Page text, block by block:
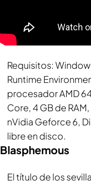
Requisitos:
Runtime
procesador AMD
Core, 4 GB de
nVidia Geforce 6,
libre en disco.
Blasphemous
El título de los